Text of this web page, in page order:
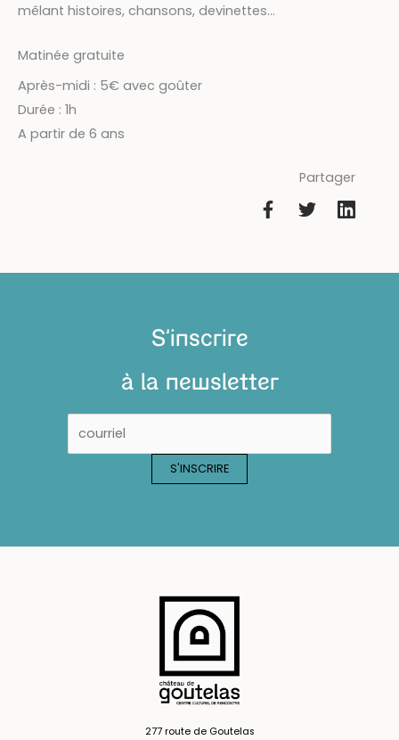
mêlant histoires, chansons, devinettes…
Matinée gratuite
Après-midi : 5€ avec goûter
Durée : 1h
A partir de 6 ans
Partager
S'inscrire
à la newsletter
277 route de Goutelas